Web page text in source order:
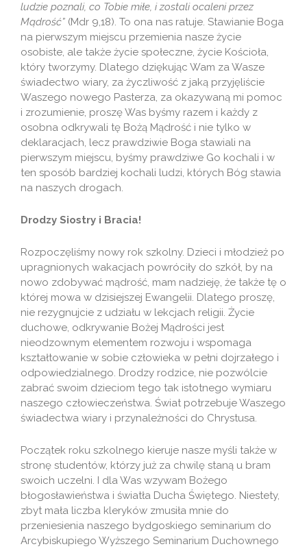
ludzie poznali, co Tobie miłe, i zostali ocaleni przez
Mądrość” (Mdr 9,18). To ona nas ratuje. Stawianie Boga
na pierwszym miejscu przemienia nasze życie
osobiste, ale także życie społeczne, życie Kościoła,
który tworzymy. Dlatego dziękując Wam za Wasze
świadectwo wiary, za życzliwość z jaką przyjęliście
Waszego nowego Pasterza, za okazywaną mi pomoc
i zrozumienie, proszę Was byśmy razem i każdy z
osobna odkrywali tę Bożą Mądrość i nie tylko w
deklaracjach, lecz prawdziwie Boga stawiali na
pierwszym miejscu, byśmy prawdziwe Go kochali i w
ten sposób bardziej kochali ludzi, których Bóg stawia
na naszych drogach.
Drodzy Siostry i Bracia!
Rozpoczęliśmy nowy rok szkolny. Dzieci i młodzież po
upragnionych wakacjach powróciły do szkół, by na
nowo zdobywać mądrość, mam nadzieję, że także tę o
której mowa w dzisiejszej Ewangelii. Dlatego proszę,
nie rezygnujcie z udziału w lekcjach religii. Życie
duchowe, odkrywanie Bożej Mądrości jest
nieodzownym elementem rozwoju i wspomaga
kształtowanie w sobie człowieka w pełni dojrzałego i
odpowiedzialnego. Drodzy rodzice, nie pozwólcie
zabrać swoim dzieciom tego tak istotnego wymiaru
naszego człowieczeństwa. Świat potrzebuje Waszego
świadectwa wiary i przynależności do Chrystusa.
Początek roku szkolnego kieruje nasze myśli także w
stronę studentów, którzy już za chwilę staną u bram
swoich uczelni. I dla Was wzywam Bożego
błogosławieństwa i światła Ducha Świętego. Niestety,
zbyt mała liczba kleryków zmusiła mnie do
przeniesienia naszego bydgoskiego seminarium do
Arcybiskupiego Wyższego Seminarium Duchownego